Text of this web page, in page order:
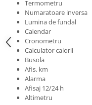
Termometru
Numaratoare inversa
Lumina de fundal
Calendar
Cronometru
Calculator calorii
Busola
Afis. km
Alarma
Afisaj 12/24 h
Altimetru